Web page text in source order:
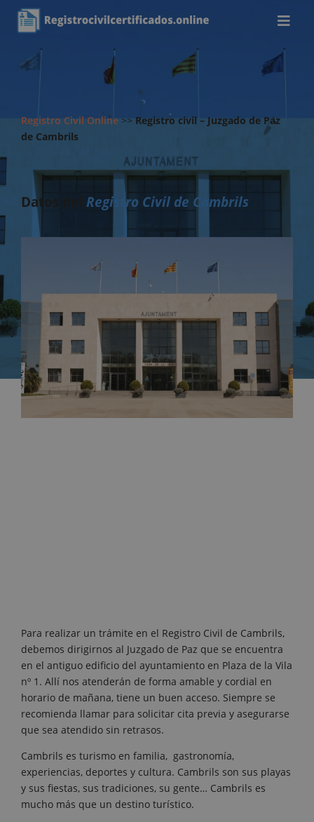
Registro Civil Online >> Registro civil – Juzgado de Paz
de Cambrils
Datos del Registro Civil de Cambrils
Para realizar un trámite en el Registro Civil de Cambrils,
debemos dirigirnos al Juzgado de Paz que se encuentra
en el antiguo edificio del ayuntamiento en Plaza de la Vila
nº 1. Allí nos atenderán de forma amable y cordial en
horario de mañana, tiene un buen acceso. Siempre se
recomienda llamar para solicitar cita previa y asegurarse
que sea atendido sin retrasos.
Cambrils es turismo en familia, gastronomía,
experiencias, deportes y cultura. Cambrils son sus playas
y sus fiestas, sus tradiciones, su gente… Cambrils es
mucho más que un destino turístico.